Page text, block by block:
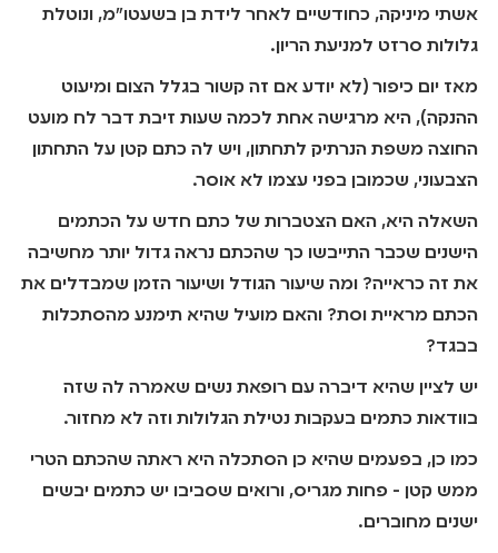
אשתי מיניקה, כחודשיים לאחר לידת בן בשעטו"מ, ונוטלת
גלולות סרזט למניעת הריון.
מאז יום כיפור (לא יודע אם זה קשור בגלל הצום ומיעוט
ההנקה), היא מרגישה אחת לכמה שעות זיבת דבר לח מועט
החוצה משפת הנרתיק לתחתון, ויש לה כתם קטן על התחתון
הצבעוני, שכמובן בפני עצמו לא אוסר.
השאלה היא, האם הצטברות של כתם חדש על הכתמים
הישנים שכבר התייבשו כך שהכתם נראה גדול יותר מחשיבה
את זה כראייה? ומה שיעור הגודל ושיעור הזמן שמבדלים את
הכתם מראיית וסת? והאם מועיל שהיא תימנע מהסתכלות
בבגד?
יש לציין שהיא דיברה עם רופאת נשים שאמרה לה שזה
בוודאות כתמים בעקבות נטילת הגלולות וזה לא מחזור.
כמו כן, בפעמים שהיא כן הסתכלה היא ראתה שהכתם הטרי
ממש קטן - פחות מגריס, ורואים שסביבו יש כתמים יבשים
ישנים מחוברים.